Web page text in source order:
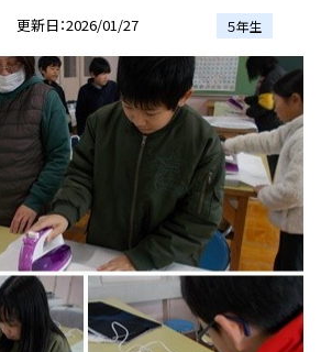
更新日 2026/01/27 ５年生